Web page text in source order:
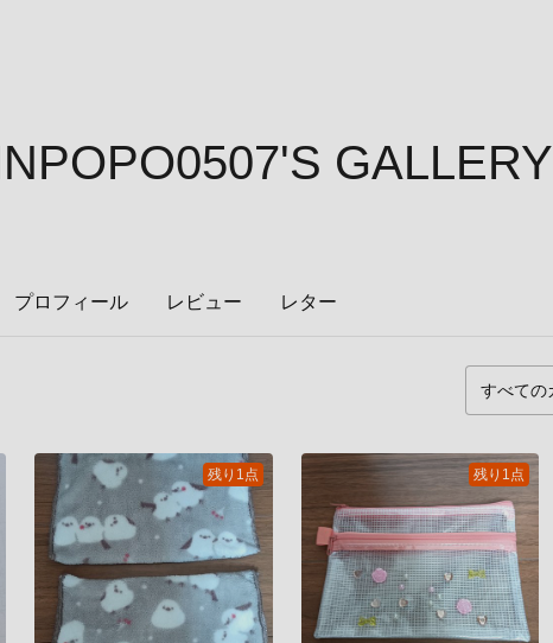
GALLERY
プロフィール レビュー レター
残り1点 残り1点